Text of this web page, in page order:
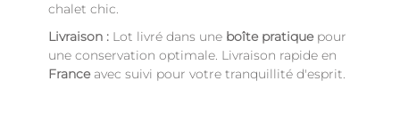
chalet chic.
Livraison : Lot livré dans une boîte pratiquepour
une conservation optimale. Livraison rapide en
Franceavec suivi pour votre tranquillité d'esprit.